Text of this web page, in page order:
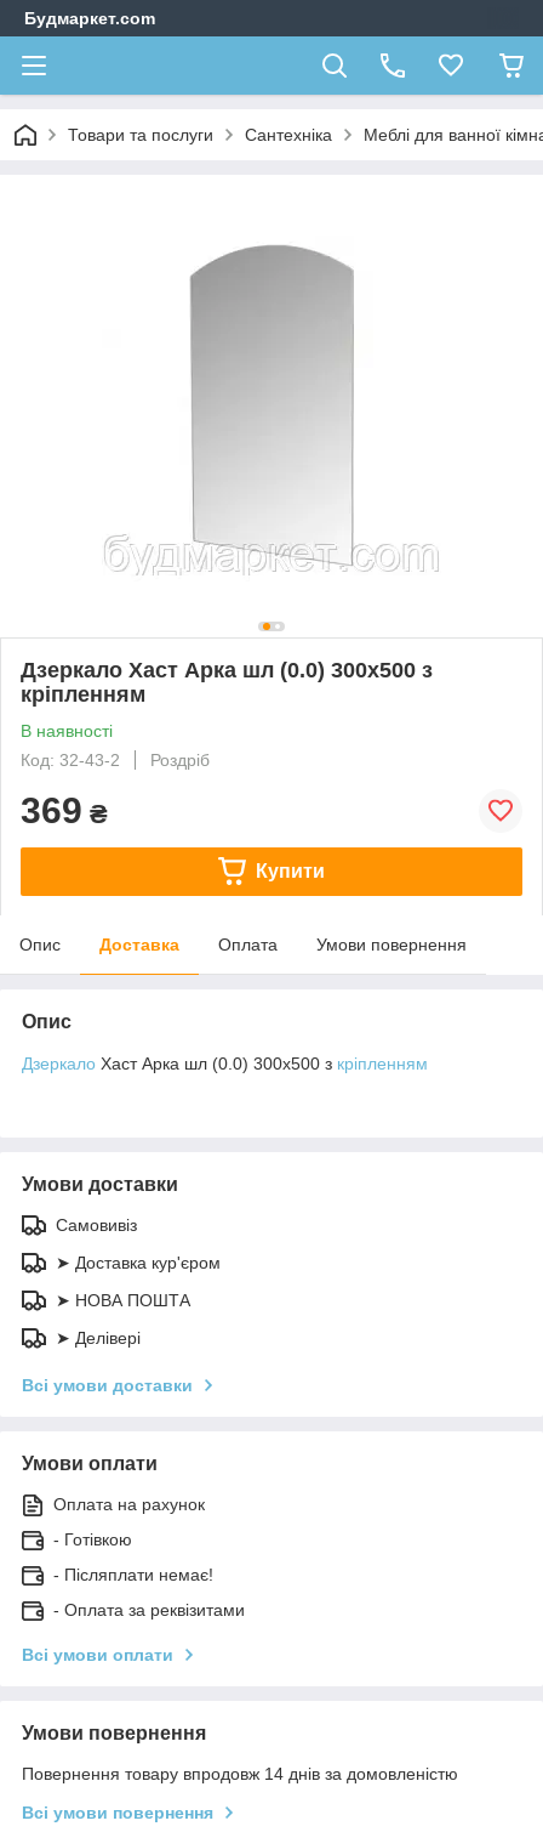
Будмаркет.com
Товари та послуги Сантехніка Меблі для ванної
Дзеркало Хаст Арка шл (0.0) 300x500 з
кріпленням
В наявності
Код: 32-43-2
Роздріб
369 ₴
Купити
Опис Доставка Оплата Умови повернення
Опис
Дзеркало Хаст Арка шл (0.0) 300х500 з кріпленням
Умови доставки
Самовивіз
➤ Доставка кур'єром
➤ НОВА ПОШТА
➤ Делівері
Всі умови доставки
Умови оплати
Оплата на рахунок
- Готівкою
- Післяплати немає!
- Оплата за реквізитами
Всі умови оплати
Умови повернення
Повернення товару впродовж 14 днів за домовленістю
Всі умови повернення